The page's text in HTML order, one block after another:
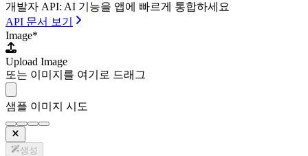
개발자 API: AI 기능을 앱에 빠르게 통합하세요
API 문서 보기
Image*
Upload Image
또는 이미지를 여기로 드래그
샘플 이미지 시도
생성